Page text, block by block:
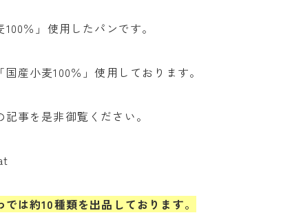
％」使用したパンです。
産小麦100％」使用しております。
事を是非御覧ください。
は約10種類を出品しております。